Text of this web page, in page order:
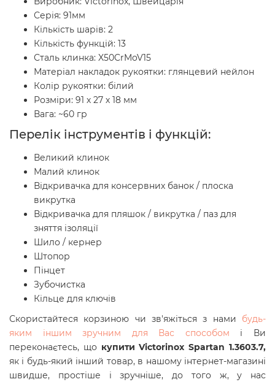
Серія: 91мм
Кількість шарів: 2
Кількість функцій: 13
Сталь клинка: X50CrMoV15
Матеріал накладок рукоятки: глянцевий нейлон
Колір рукоятки: білий
Розміри: 91 х 27 х 18 мм
Вага: ~60 гр
Перелік інструментів і функцій:
Великий клинок
Малий клинок
Відкривачка для консервних банок / плоска
викрутка
Відкривачка для пляшок / викрутка / паз для
зняття ізоляції
Шило / кернер
Штопор
Пінцет
Зубочистка
Кільце для ключів
Скористайтеся корзиною чи зв'яжіться з нами будь-
яким іншим зручним для Вас способом і Ви
переконаєтесь, що купити Victorinox Spartan 1.3603.7,
як і будь-який інший товар, в нашому інтернет-магазині
швидше, простіше і зручніше, до того ж, у нас